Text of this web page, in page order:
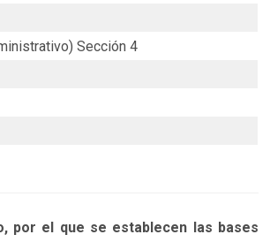
Sección 4
por el que se establecen las bases